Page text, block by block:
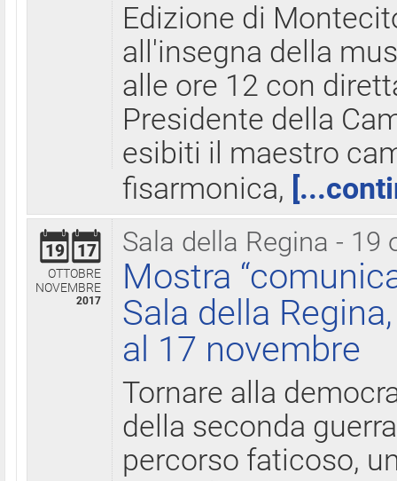
Edizione di
all'insegna della
alle ore 12 con
Presidente della
esibiti il maestro
fisarmonica,
Sala della Regina - 19
19 17
OTTOBRE
NOVEMBRE
2017
Mostra
Sala della
al 17 novembre
Tornare alla
della seconda
percorso faticoso,